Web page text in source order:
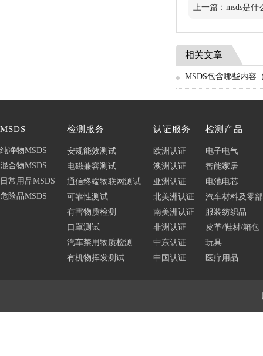
上一篇： msds是什
相关文章
MSDS包含哪些内容
MSDS
纯净物MSDS
混合物MSDS
日常用品MSDS
危险品MSDS
检测服务
安规能效测试
电磁兼容测试
通信终端物联网测试
可靠性测试
有害物质检测
口罩测试
汽车禁用物质检测
有机物挥发测试
认证服务
欧洲认证
澳洲认证
亚洲认证
北美洲认证
南美洲认证
非洲认证
中东认证
中国认证
检测产品
电子电气
智能家居
电池电芯
汽车材料及零
服装纺织品
皮革/鞋材/箱包
玩具
医疗用品